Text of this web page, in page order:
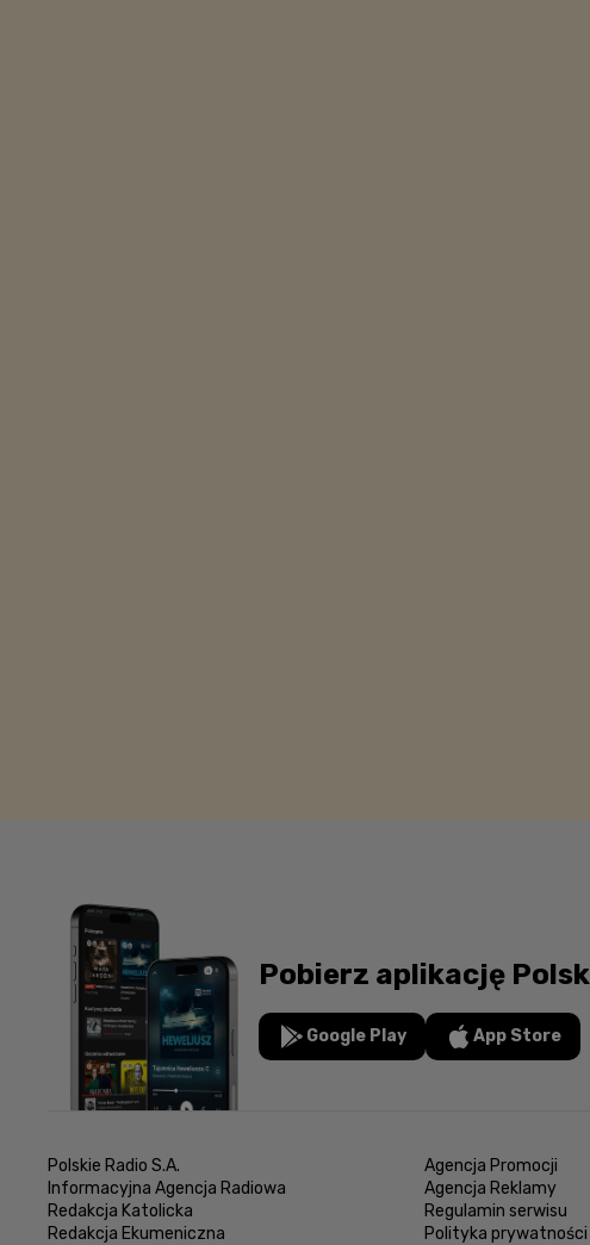
Pobierz aplikację
Google Play App Store
Polskie Radio S.A.
Informacyjna Agencja Radiowa
Redakcja Katolicka
Redakcja Ekumeniczna
Agencja Promocji
Agencja Reklamy
Regulamin serwisu
Polityka prywatności